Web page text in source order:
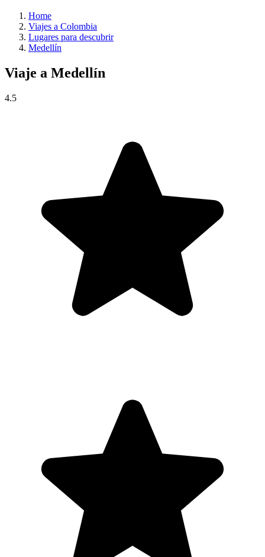
Home
Viajes a Colombia
Lugares para descubrir
Medellín
Viaje a Medellín
4.5